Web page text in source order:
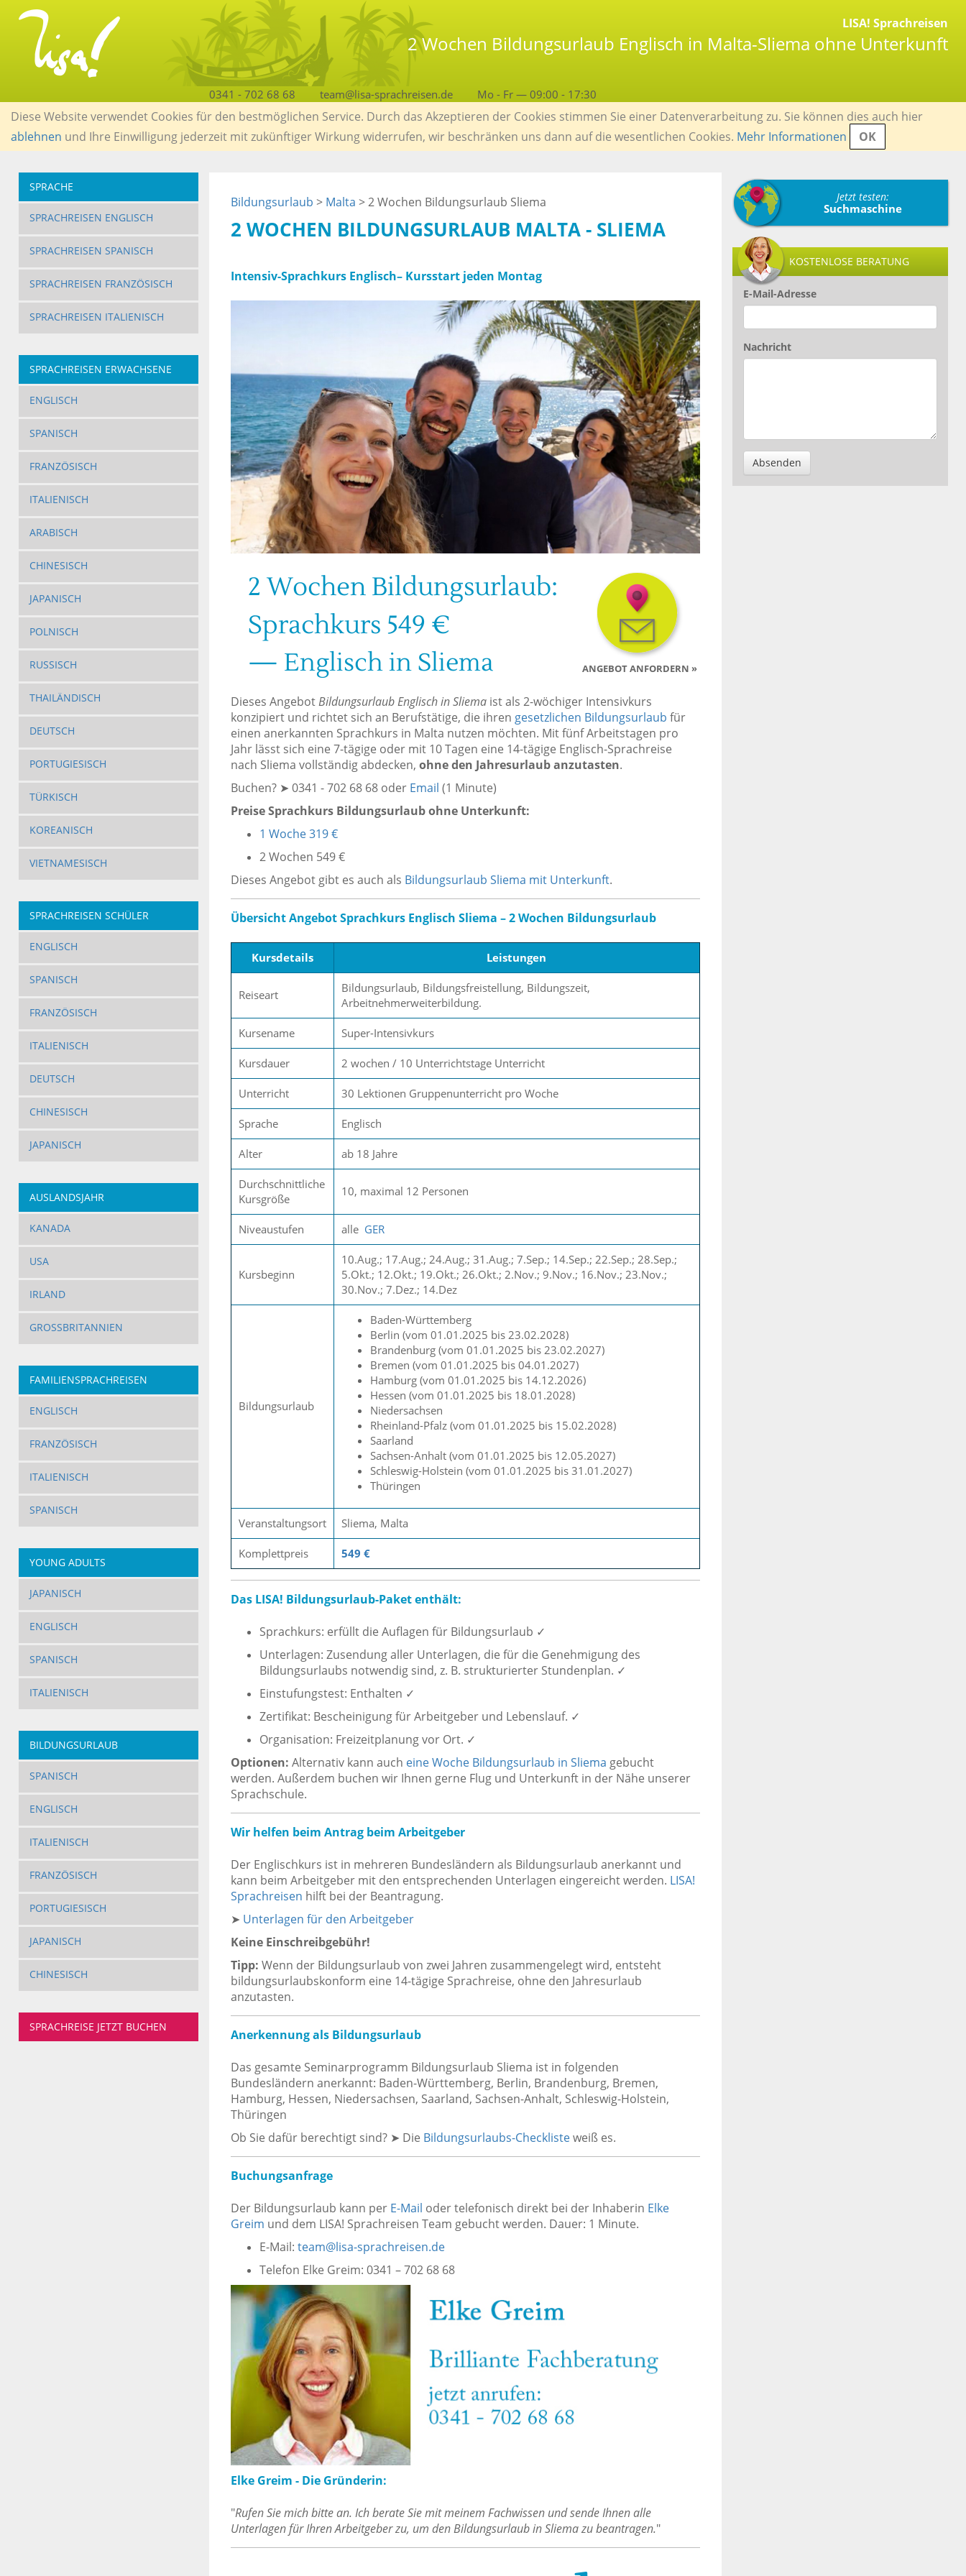
LISA! Sprachreisen
2 Wochen Bildungsurlaub Englisch in Malta-Sliema ohne Unterkunft
0341 - 702 68 68 team@lisa-sprachreisen.de Mo - Fr — 09:00 - 17:30
Diese Website verwendet Cookies für den bestmöglichen Service. Durch das Akzeptieren der Cookies stimmen Sie einer Datenverarbeitung zu. Sie können dies auch hier
ablehnen und Ihre Einwilligung jederzeit mit zukünftiger Wirkung widerrufen, wir beschränken uns dann auf die wesentlichen Cookies. Mehr Informationen OK
SPRACHE
SPRACHREISEN ENGLISCH
SPRACHREISEN SPANISCH
SPRACHREISEN FRANZÖSISCH
SPRACHREISEN ITALIENISCH
SPRACHREISEN ERWACHSENE
ENGLISCH
SPANISCH
FRANZÖSISCH
ITALIENISCH
ARABISCH
CHINESISCH
JAPANISCH
POLNISCH
RUSSISCH
THAILÄNDISCH
DEUTSCH
PORTUGIESISCH
TÜRKISCH
KOREANISCH
VIETNAMESISCH
SPRACHREISEN SCHÜLER
ENGLISCH
SPANISCH
FRANZÖSISCH
ITALIENISCH
DEUTSCH
CHINESISCH
JAPANISCH
AUSLANDSJAHR
KANADA
USA
IRLAND
GROSSBRITANNIEN
FAMILIENSPRACHREISEN
ENGLISCH
FRANZÖSISCH
ITALIENISCH
SPANISCH
YOUNG ADULTS
JAPANISCH
ENGLISCH
SPANISCH
ITALIENISCH
BILDUNGSURLAUB
SPANISCH
ENGLISCH
ITALIENISCH
FRANZÖSISCH
PORTUGIESISCH
JAPANISCH
CHINESISCH
SPRACHREISE JETZT BUCHEN
Bildungsurlaub > Malta > 2 Wochen Bildungsurlaub Sliema
2 WOCHEN BILDUNGSURLAUB MALTA - SLIEMA
Intensiv-Sprachkurs Englisch– Kursstart jeden Montag
2 Wochen Bildungsurlaub:
Sprachkurs 549 €
— Englisch in Sliema ANGEBOT ANFORDERN »
Dieses AngebotBildungsurlaub Englisch in Sliema ist als 2-wöchiger Intensivkurs
konzipiert und richtet sich an Berufstätige, die ihren gesetzlichen Bildungsurlaub für
einen anerkannten Sprachkurs in Malta nutzen möchten. Mit fünf Arbeitstagen pro
Jahr lässt sich eine 7-tägige oder mit 10 Tagen eine 14-tägige Englisch-Sprachreise
nach Sliema vollständig abdecken, ohne den Jahresurlaub anzutasten.
Buchen? ➤ 0341 - 702 68 68 oder Email (1 Minute)
Preise Sprachkurs Bildungsurlaub ohne Unterkunft:
1 Woche 319 €
2 Wochen 549 €
Dieses Angebot gibt es auch als Bildungsurlaub Sliema mit Unterkunft.
Übersicht Angebot Sprachkurs Englisch Sliema – 2 Wochen Bildungsurlaub
Kursdetails Leistungen
Reiseart
Bildungsurlaub, Bildungsfreistellung, Bildungszeit,
Arbeitnehmerweiterbildung.
Kursename Super-Intensivkurs
Kursdauer 2 wochen / 10 Unterrichtstage Unterricht
Unterricht 30 Lektionen Gruppenunterricht pro Woche
Sprache Englisch
Alter ab 18 Jahre
Durchschnittliche
Kursgröße
10, maximal 12 Personen
Niveaustufen alle GER
Kursbeginn
10.Aug.; 17.Aug.; 24.Aug.; 31.Aug.; 7.Sep.; 14.Sep.; 22.Sep.; 28.Sep.;
5.Okt.; 12.Okt.; 19.Okt.; 26.Okt.; 2.Nov.; 9.Nov.; 16.Nov.; 23.Nov.;
30.Nov.; 7.Dez.; 14.Dez
Bildungsurlaub
Baden-Württemberg
Berlin (vom 01.01.2025 bis 23.02.2028)
Brandenburg (vom 01.01.2025 bis 23.02.2027)
Bremen (vom 01.01.2025 bis 04.01.2027)
Hamburg (vom 01.01.2025 bis 14.12.2026)
Hessen (vom 01.01.2025 bis 18.01.2028)
Niedersachsen
Rheinland-Pfalz (vom 01.01.2025 bis 15.02.2028)
Saarland
Sachsen-Anhalt (vom 01.01.2025 bis 12.05.2027)
Schleswig-Holstein (vom 01.01.2025 bis 31.01.2027)
Thüringen
Veranstaltungsort Sliema, Malta
Komplettpreis 549 €
Das LISA! Bildungsurlaub-Paket enthält:
Sprachkurs: erfüllt die Auflagen für Bildungsurlaub ✓
Unterlagen: Zusendung aller Unterlagen, die für die Genehmigung des
Bildungsurlaubs notwendig sind, z. B. strukturierter Stundenplan. ✓
Einstufungstest: Enthalten ✓
Zertifikat: Bescheinigung für Arbeitgeber und Lebenslauf. ✓
Organisation: Freizeitplanung vor Ort. ✓
Optionen: Alternativ kann auch eine Woche Bildungsurlaub in Sliema gebucht
werden. Außerdem buchen wir Ihnen gerne Flug und Unterkunft in der Nähe unserer
Sprachschule.
Wir helfen beim Antrag beim Arbeitgeber
Der Englischkurs ist in mehreren Bundesländern als Bildungsurlaub anerkannt und
kann beim Arbeitgeber mit den entsprechenden Unterlagen eingereicht werden. LISA!
Sprachreisen hilft bei der Beantragung.
➤ Unterlagen für den Arbeitgeber
Keine Einschreibgebühr!
Tipp: Wenn der Bildungsurlaub von zwei Jahren zusammengelegt wird, entsteht
bildungsurlaubskonform eine 14-tägige Sprachreise, ohne den Jahresurlaub
anzutasten.
Anerkennung als Bildungsurlaub
Das gesamte Seminarprogramm Bildungsurlaub Sliema ist in folgenden
Bundesländern anerkannt: Baden-Württemberg, Berlin, Brandenburg, Bremen,
Hamburg, Hessen, Niedersachsen, Saarland, Sachsen-Anhalt, Schleswig-Holstein,
Thüringen
Ob Sie dafür berechtigt sind? ➤ Die Bildungsurlaubs-Checklisteweiß es.
Buchungsanfrage
Der Bildungsurlaub kann per E-Mail oder telefonisch direkt bei der Inhaberin Elke
Greim und dem LISA! Sprachreisen Team gebucht werden. Dauer: 1 Minute.
E-Mail: team@lisa-sprachreisen.de
Telefon Elke Greim: 0341 – 702 68 68
Elke Greim - Die Gründerin:
"Rufen Sie mich bitte an. Ich berate Sie mit meinem Fachwissen und sende Ihnen alle
Unterlagen für Ihren Arbeitgeber zu, um den Bildungsurlaub in Sliema zu beantragen."
Jetzt testen:
Suchmaschine
KOSTENLOSE BERATUNG
E-Mail-Adresse
Nachricht
Absenden